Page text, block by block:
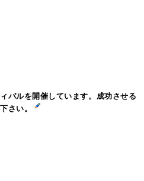
バルを開催しています。成功させる
さい。